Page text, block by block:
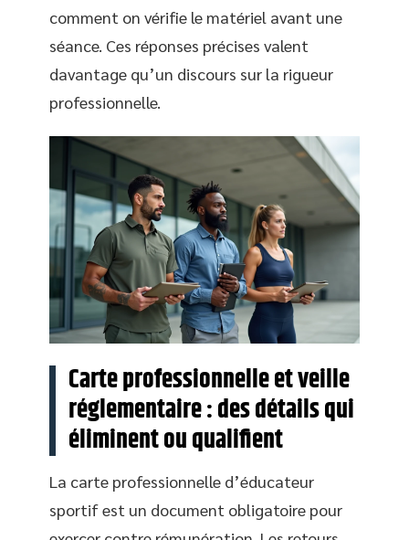
comment on vérifie le matériel avant une
séance. Ces réponses précises valent
davantage qu’un discours sur la rigueur
professionnelle.
Carte professionnelle et veille
réglementaire : des détails qui
éliminent ou qualifient
La carte professionnelle d’éducateur
sportif est un document obligatoire pour